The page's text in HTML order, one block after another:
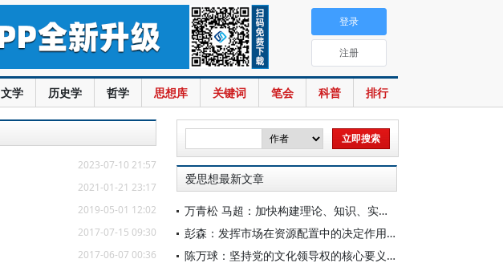
文学 历史学 哲学 思想库 关键词 笔会 科普 排行
登录
注册
2023-07-10 21:57
2021-01-21 23:17
2019-05-01 12:02
2017-07-15 09:30
2017-06-07 00:36
爱思想最新文章
万青松 马超：加快构建理论、知识、实践一体发展的区域国别自主知识体系
彭森：发挥市场在资源配置中的决定作用是中国改革的最基本经验
陈万球：坚持党的文化领导权的核心要义、历史必然性和科学方法